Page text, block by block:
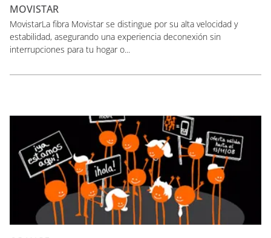
MOVISTAR
MovistarLa fibra Movistar se distingue por su alta velocidad y
estabilidad, asegurando una experiencia deconexión sin
interrupciones para tu hogar o...